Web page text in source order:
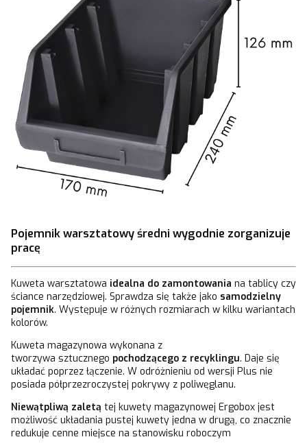
Pojemnik warsztatowy średni wygodnie zorganizuje
pracę
Kuweta warsztatowa idealna do zamontowania na tablicy czy
ściance narzędziowej. Sprawdza się także jako samodzielny
pojemnik. Występuje w różnych rozmiarach w kilku wariantach
kolorów.
Kuweta magazynowa wykonana z
tworzywa sztucznego pochodzącego z recyklingu. Daje się
układać poprzez łączenie. W odróżnieniu od wersji Plus nie
posiada półprzezroczystej pokrywy z poliwęglanu.
Niewątpliwą zaletą tej kuwety magazynowej Ergobox jest
możliwość układania pustej kuwety jedna w drugą, co znacznie
redukuje cenne miejsce na stanowisku roboczym